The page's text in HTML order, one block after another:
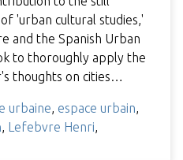
'urban cultural studies,'
and the Spanish Urban
to thoroughly apply the
thoughts on cities…
urbaine espace urbain
Lefebvre Henri